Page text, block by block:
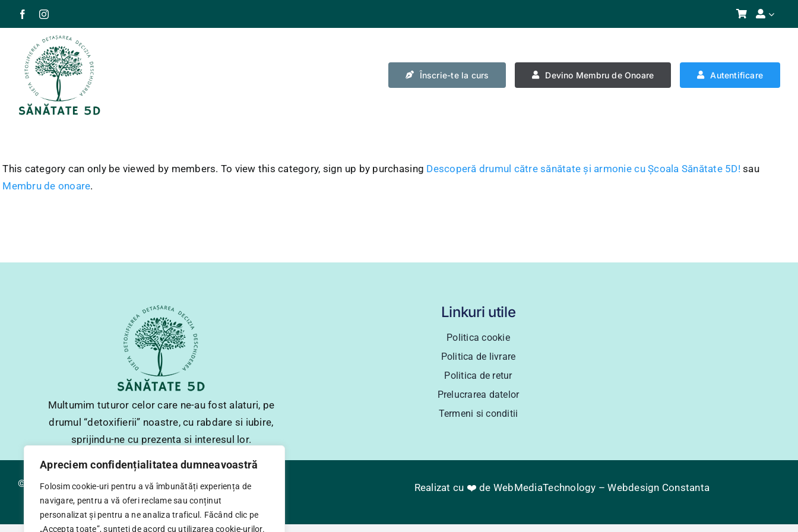
Apreciem confidențialitatea dumneavoastră
Folosim cookie-uri pentru a vă îmbunătăți experiența de
navigare, pentru a vă oferi reclame sau conținut
personalizat și pentru a ne analiza traficul. Făcând clic pe
„Accepta toate”, sunteți de acord cu utilizarea cookie-urilor.
to
Înscrie-te la curs Devino Membru de Onoare Autentificare
This category can only be viewed by members. To view this category, sign up by purchasing Descoperă drumul către sănătate și armonie cu Școala Sănătate 5D! sau
Membru de onoare.
Multumim tuturor celor care ne-au fost alaturi, pe
drumul “detoxifierii” noastre, cu rabdare si iubire,
sprijindu-ne cu prezenta si interesul lor.
Linkuri utile
Politica cookie
Politica de livrare
Politica de retur
Prelucrarea datelor
Termeni si conditii
© 2026 Sanatate 5D. Toate drepturile rezervate. Realizat cu ❤️ de WebMediaTechnology – Webdesign Constanta